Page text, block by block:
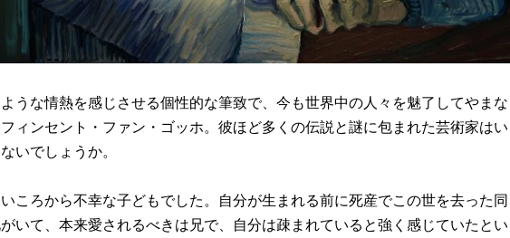
うな情熱を感じさせる個性的な筆致で、今も世界中の人々を魅了してやまな
ィンセント・ファン・ゴッホ。彼ほど多くの伝説と謎に包まれた芸術家はい
いでしょうか。
ころから不幸な子どもでした。自分が生まれる前に死産でこの世を去った同
いて、本来愛されるべきは兄で、自分は疎まれていると強く感じていたとい